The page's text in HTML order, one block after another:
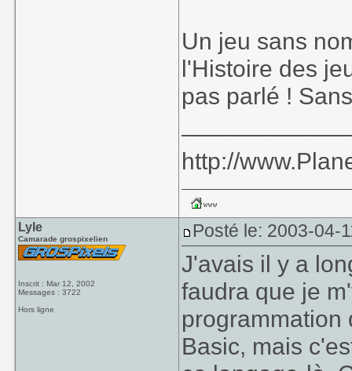
Un jeu sans
l'Histoire des
pas parlé !
http://
Lyle
Camarade grospixelien
Inscrit : Mar 12, 2002
Messages : 3722
Hors ligne
Posté le: 2003-04-
J'avais il y a
faudra que je
programmation
Basic, mais